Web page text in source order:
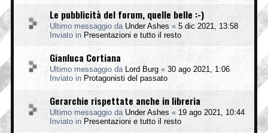
Le pubblicità del forum, quelle belle :-)
Ultimo messaggio da Under Ashes « 5 dic 2021, 13:58
Inviato in Presentazioni e tutto il resto
Gianluca Cortiana
Ultimo messaggio da Lord Burg « 30 ago 2021, 1:06
Inviato in Protagonisti del passato
Gerarchie rispettate anche in libreria
Ultimo messaggio da Under Ashes « 19 ago 2021, 10:44
Inviato in Presentazioni e tutto il resto